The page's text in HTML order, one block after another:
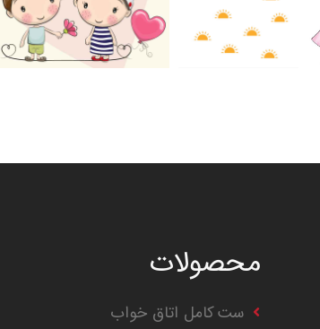
محصولات
ست کامل اتاق خواب